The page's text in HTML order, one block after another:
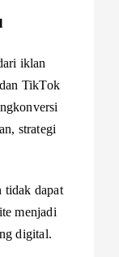
iklan
TikTok
strategi
tidak dapat
menjadi
digital.